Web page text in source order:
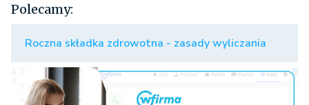
Polecamy:
Roczna składka zdrowotna - zasady wyliczania